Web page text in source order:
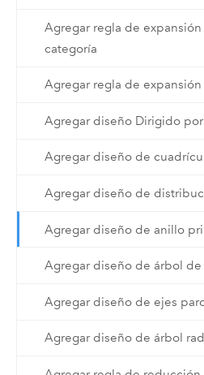
Agregar regla de
categoría
Agregar regla de
Agregar diseño Dirigido por
Agregar diseño de
Agregar diseño de
Agregar diseño de anillo
Agregar diseño de árbol
Agregar diseño de ejes
Agregar diseño de árbol